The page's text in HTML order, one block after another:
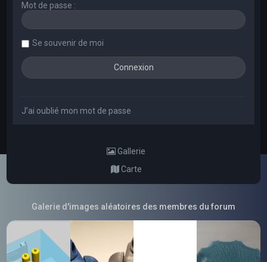
Mot de passe :
Se souvenir de moi
J’ai oublié mon mot de passe
Gallerie
Carte
Galerie d'images aléatoires des membres du forum